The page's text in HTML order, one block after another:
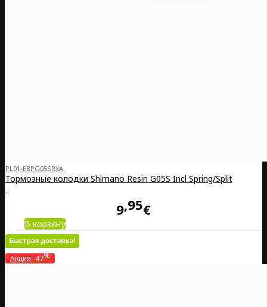
PL01-EBPG05SRXA
Тормозные колодки Shimano Resin G05S Incl Spring/Split
..
9 95€
В корзину
Акция -47%